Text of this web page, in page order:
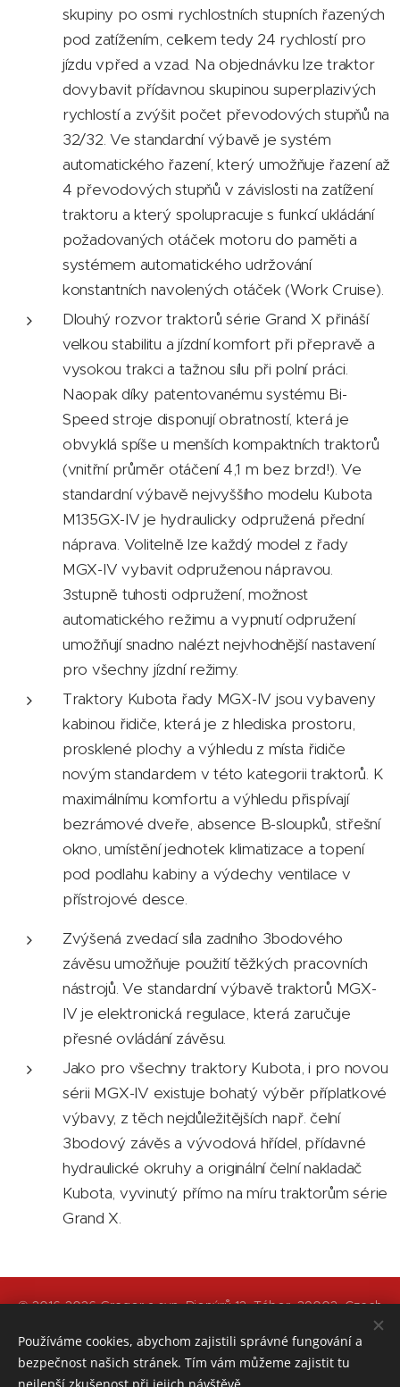
skupiny po osmi rychlostních stupních řazených
pod zatížením, celkem tedy 24 rychlostí pro
jízdu vpřed a vzad. Na objednávku lze traktor
dovybavit přídavnou skupinou superplazivých
rychlostí a zvýšit počet převodových stupňů na
32/32. Ve standardní výbavě je systém
automatického řazení, který umožňuje řazení až
4 převodových stupňů v závislosti na zatížení
traktoru a který spolupracuje s funkcí ukládání
požadovaných otáček motoru do paměti a
systémem automatického udržování
konstantních navolených otáček (Work Cruise).
Dlouhý rozvor traktorů série Grand X přináší
velkou stabilitu a jízdní komfort při přepravě a
vysokou trakci a tažnou sílu při polní práci.
Naopak díky patentovanému systému Bi-
Speed stroje disponují obratností, která je
obvyklá spíše u menších kompaktních traktorů
(vnitřní průměr otáčení 4,1 m bez brzd!). Ve
standardní výbavě nejvyššího modelu Kubota
M135GX-IV je hydraulicky odpružená přední
náprava. Volitelně lze každý model z řady
MGX-IV vybavit odpruženou nápravou.
3stupně tuhosti odpružení, možnost
automatického režimu a vypnutí odpružení
umožňují snadno nalézt nejvhodnější nastavení
pro všechny jízdní režimy.
Traktory Kubota řady MGX-IV jsou vybaveny
kabinou řidiče, která je z hlediska prostoru,
prosklené plochy a výhledu z místa řidiče
novým standardem v této kategorii traktorů. K
maximálnímu komfortu a výhledu přispívají
bezrámové dveře, absence B-sloupků, střešní
okno, umístění jednotek klimatizace a topení
pod podlahu kabiny a výdechy ventilace v
přístrojové desce.
Zvýšená zvedací síla zadního 3bodového
závěsu umožňuje použití těžkých pracovních
nástrojů. Ve standardní výbavě traktorů MGX-
IV je elektronická regulace, která zaručuje
přesné ovládání závěsu.
Jako pro všechny traktory Kubota, i pro novou
sérii MGX-IV existuje bohatý výběr příplatkové
výbavy, z těch nejdůležitějších např. čelní
3bodový závěs a vývodová hřídel, přídavné
hydraulické okruhy a originální čelní nakladač
Kubota, vyvinutý přímo na míru traktorům série
Grand X.
© 2016-2026 Gregor a syn, Pionýrů 12, Tábor, 39002, Czech
Obchodní podmínky|Reklamace zboží|Ochrana osobních
Používáme cookies, abychom zajistili správné fungování a
bezpečnost našich stránek. Tím vám můžeme zajistit tu